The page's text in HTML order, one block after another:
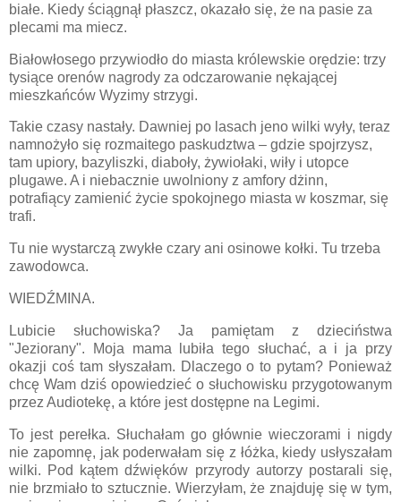
białe. Kiedy ściągnął płaszcz, okazało się, że na pasie za
plecami ma miecz.
Białowłosego przywiodło do miasta królewskie orędzie: trzy
tysiące orenów nagrody za odczarowanie nękającej
mieszkańców Wyzimy strzygi.
Takie czasy nastały. Dawniej po lasach jeno wilki wyły, teraz
namnożyło się rozmaitego paskudztwa – gdzie spojrzysz,
tam upiory, bazyliszki, diaboły, żywiołaki, wiły i utopce
plugawe. A i niebacznie uwolniony z amfory dżinn,
potrafiący zamienić życie spokojnego miasta w koszmar, się
trafi.
Tu nie wystarczą zwykłe czary ani osinowe kołki. Tu trzeba
zawodowca.
WIEDŹMINA.
Lubicie słuchowiska? Ja pamiętam z dzieciństwa
"Jeziorany". Moja mama lubiła tego słuchać, a i ja przy
okazji coś tam słyszałam. Dlaczego o to pytam? Ponieważ
chcę Wam dziś opowiedzieć o słuchowisku przygotowanym
przez Audiotekę, a które jest dostępne na Legimi.
To jest perełka. Słuchałam go głównie wieczorami i nigdy
nie zapomnę, jak poderwałam się z łóżka, kiedy usłyszałam
wilki. Pod kątem dźwięków przyrody autorzy postarali się,
nie brzmiało to sztucznie. Wierzyłam, że znajduję się w tym,